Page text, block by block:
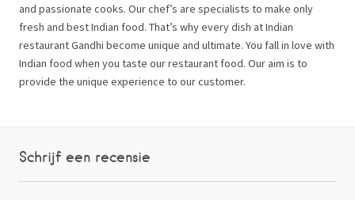
and passionate cooks. Our chef’s are specialists to make only
fresh and best Indian food. That’s why every dish at Indian
restaurant Gandhi become unique and ultimate. You fall in love with
Indian food when you taste our restaurant food. Our aim is to
provide the unique experience to our customer.
Schrijf een recensie